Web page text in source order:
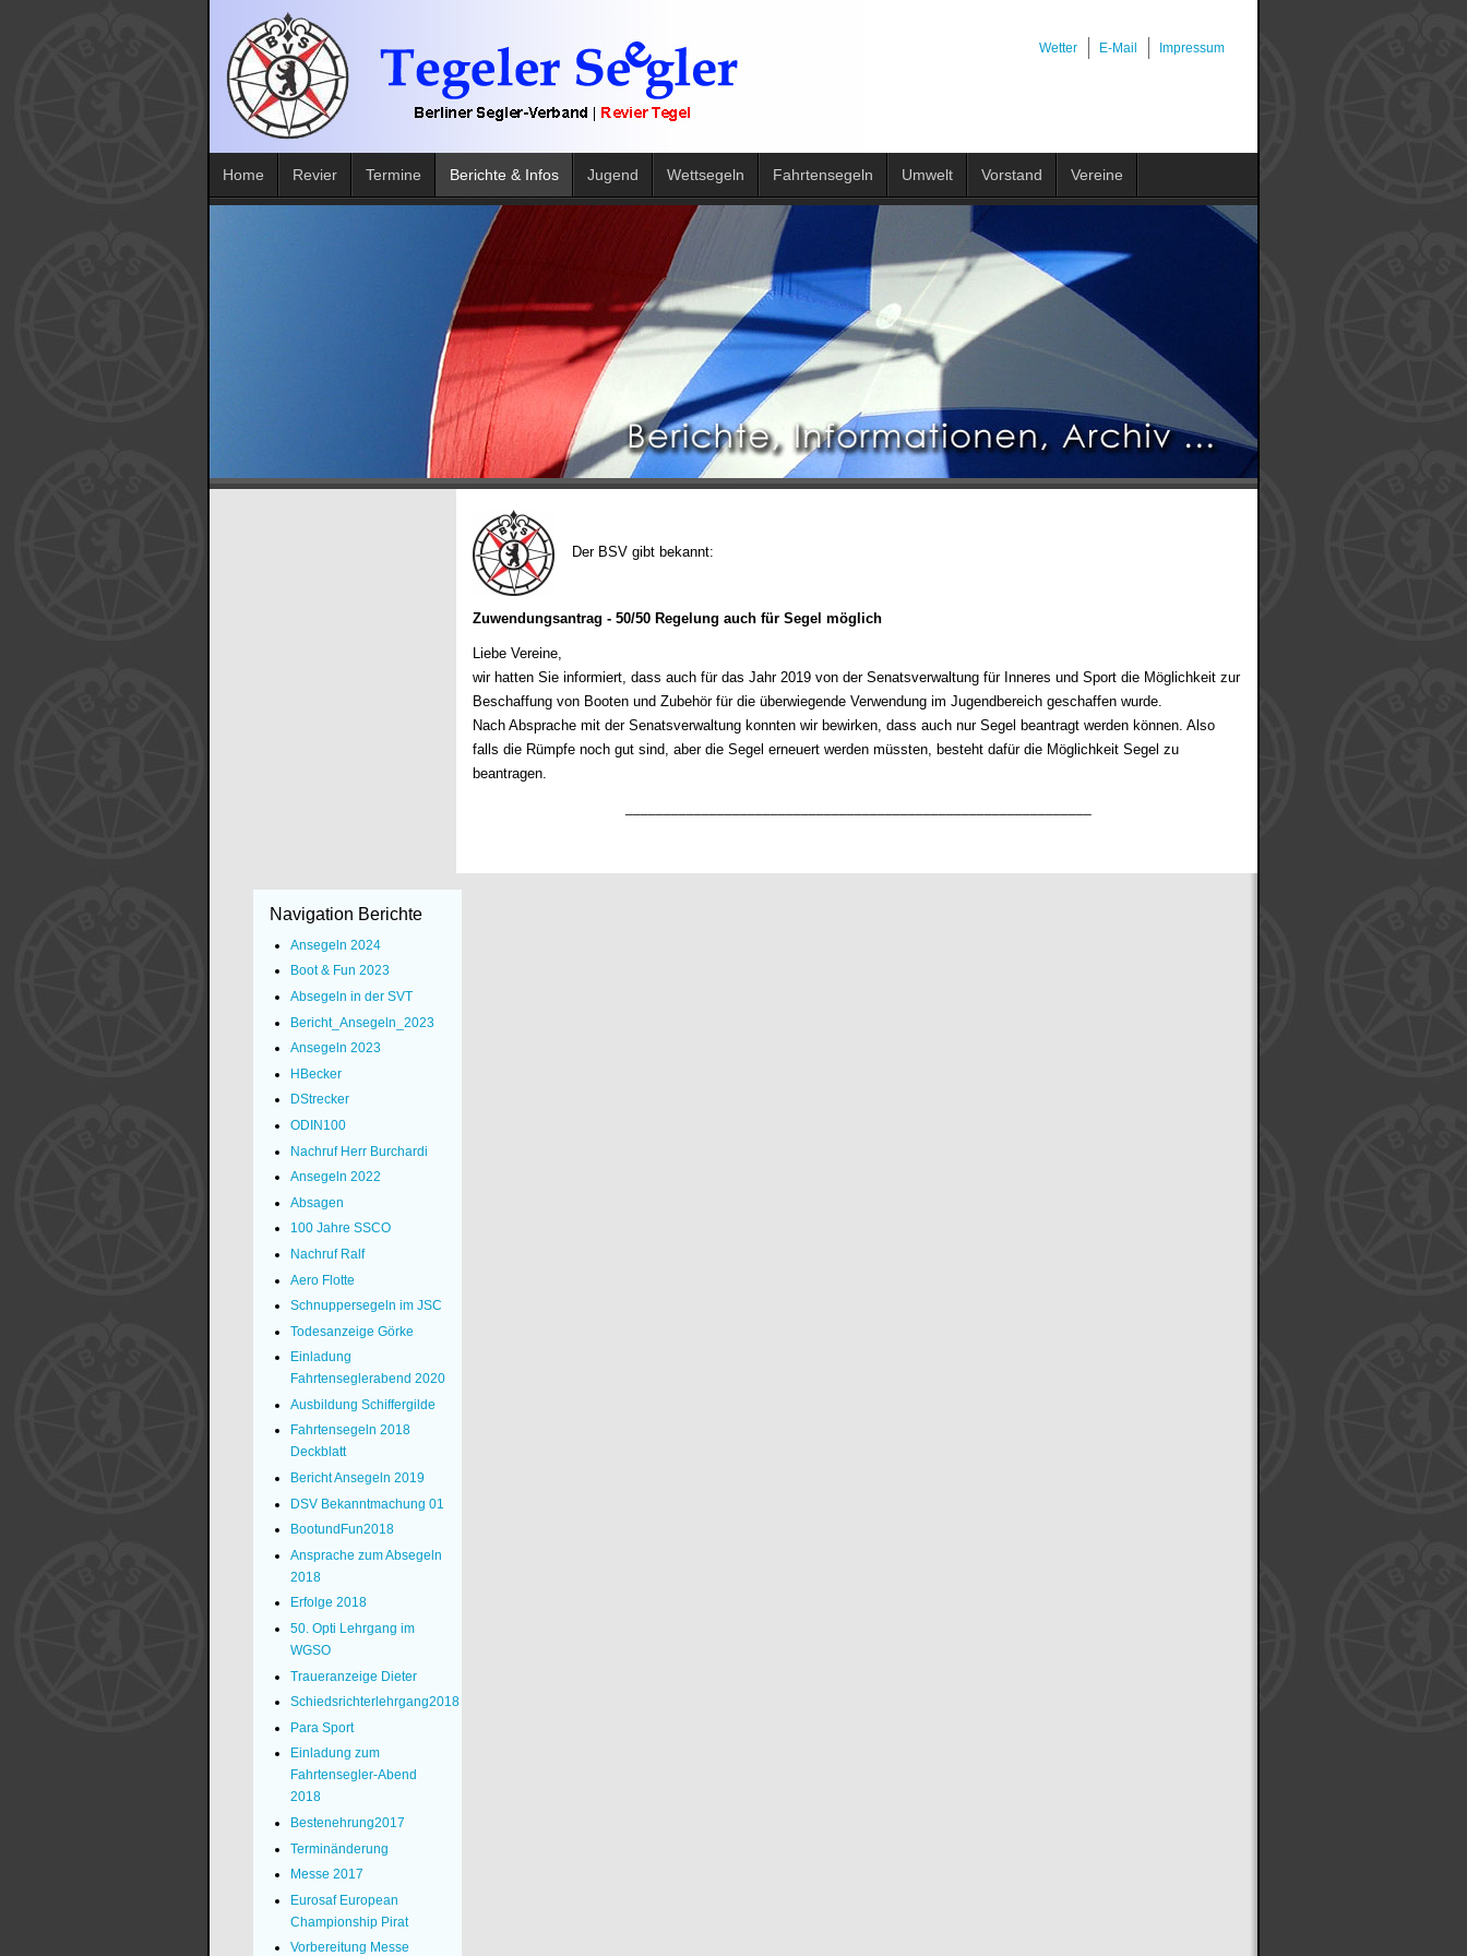
Wetter E-Mail Impressum
Home Revier Termine Berichte & Infos Jugend Wettsegeln Fahrtensegeln Umwelt Vorstand Vereine
Der BSV gibt bekannt:
Zuwendungsantrag - 50/50 Regelung auch für Segel möglich
Liebe Vereine,
wir hatten Sie informiert, dass auch für das Jahr 2019 von der Senatsverwaltung für Inneres und Sport die Möglichkeit zur
Beschaffung von Booten und Zubehör für die überwiegende Verwendung im Jugendbereich geschaffen wurde.
Nach Absprache mit der Senatsverwaltung konnten wir bewirken, dass auch nur Segel beantragt werden können. Also
falls die Rümpfe noch gut sind, aber die Segel erneuert werden müssten, besteht dafür die Möglichkeit Segel zu
beantragen.
Navigation Berichte
Ansegeln 2024
Boot & Fun 2023
Absegeln in der SVT
Bericht_Ansegeln_2023
Ansegeln 2023
HBecker
DStrecker
ODIN100
Nachruf Herr Burchardi
Ansegeln 2022
Absagen
100 Jahre SSCO
Nachruf Ralf
Aero Flotte
Schnuppersegeln im JSC
Todesanzeige Görke
Einladung
Fahrtenseglerabend 2020
Ausbildung Schiffergilde
Fahrtensegeln 2018
Deckblatt
Bericht Ansegeln 2019
DSV Bekanntmachung 01
BootundFun2018
Ansprache zum Absegeln
2018
Erfolge 2018
50. Opti Lehrgang im
WGSO
Traueranzeige Dieter
Schiedsrichterlehrgang2018
Para Sport
Einladung zum
Fahrtensegler-Abend
2018
Bestenehrung2017
Terminänderung
Messe 2017
Eurosaf European
Championship Pirat
Vorbereitung Messe